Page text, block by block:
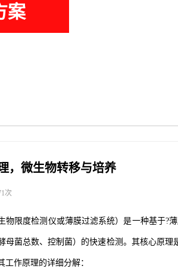
案
，微生物转移与培养
次
物限度检测仪或薄膜过滤系统）是一种基于?
母菌总数、控制菌）的快速检测。其核心原
工作原理的详细分解：